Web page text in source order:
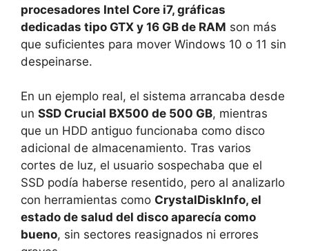
procesadores Intel Core i7, gráficas
dedicadas tipo GTX y 16 GB de RAM son más
que suficientes para mover Windows 10 o 11 sin
despeinarse.
En un ejemplo real, el sistema arrancaba desde
un SSD Crucial BX500 de 500 GB, mientras
que un HDD antiguo funcionaba como disco
adicional de almacenamiento. Tras varios
cortes de luz, el usuario sospechaba que el
SSD podía haberse resentido, pero al analizarlo
con herramientas como CrystalDiskInfo, el
estado de salud del disco aparecía como
bueno, sin sectores reasignados ni errores